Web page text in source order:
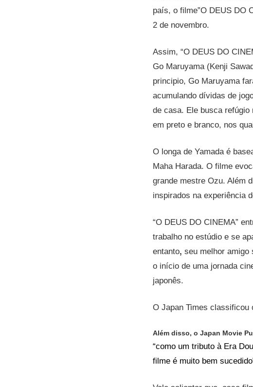
país, o filme”O DEUS DO
2 de novembro.
Assim, “O DEUS DO
Go Maruyama (Kenji
principio, Go Maruyama
acumulando dívidas de
de casa. Ele busca refúgio
em preto e branco, nos
O longa de Yamada é
Maha Harada. O filme
grande mestre Ozu. Além
inspirados na experiência
“O DEUS DO CINEMA”
trabalho no estúdio e se
entanto, seu melhor amigo
o início de uma jornada
japonês.
O Japan Times classificou
Além disso, o Japan Movie
“como um tributo à Era
filme é muito bem